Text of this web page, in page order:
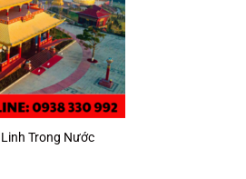
Trong Nước